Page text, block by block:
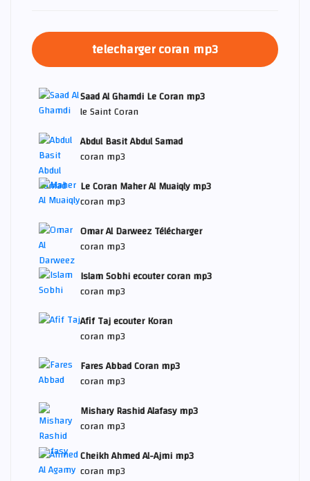
telecharger coran mp3
Saad Al Ghamdi Le Coran mp3
le Saint Coran
Abdul Basit Abdul Samad
coran mp3
Le Coran Maher Al Muaiqly mp3
coran mp3
Omar Al Darweez Télécharger
coran mp3
Islam Sobhi ecouter coran mp3
coran mp3
Afif Taj ecouter Koran
coran mp3
Fares Abbad Coran mp3
coran mp3
Mishary Rashid Alafasy mp3
coran mp3
Cheikh Ahmed Al-Ajmi mp3
coran mp3